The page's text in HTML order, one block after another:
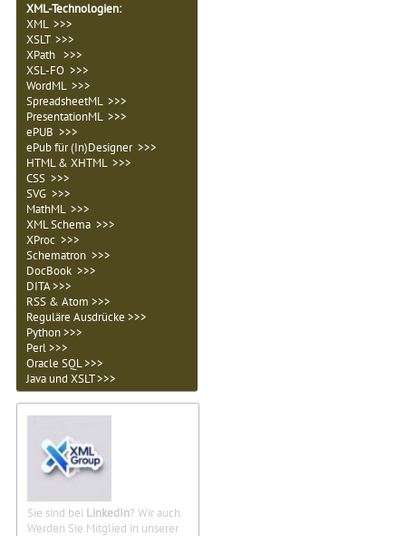
XML-Technologien:
XML >>>
XSLT >>>
XPath >>>
XSL-FO >>>
WordML >>>
SpreadsheetML >>>
PresentationML >>>
ePUB >>>
ePub für (In)Designer >>>
HTML & XHTML >>>
CSS >>>
SVG >>>
MathML >>>
XML Schema >>>
XProc >>>
Schematron >>>
DocBook >>>
DITA >>>
RSS & Atom >>>
Reguläre Ausdrücke >>>
Python >>>
Perl >>>
Oracle SQL >>>
Java und XSLT >>>
Sie sind bei LinkedIn? Wir auch.
Werden Sie Mitglied in unserer